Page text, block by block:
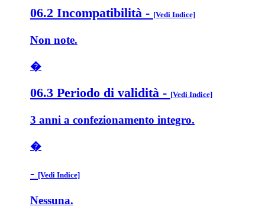
06.2 Incompatibilità - [Vedi Indice]
Non note.
�
06.3 Periodo di validità - [Vedi Indice]
3 anni a confezionamento integro.
�
- [Vedi Indice]
Nessuna.